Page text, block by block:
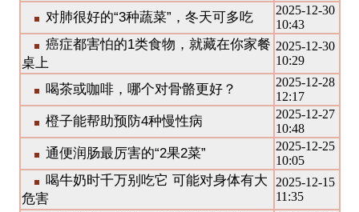
对肺很好的“3种蔬菜”，冬天可多吃
2025-12-30
10:43
癌症都害怕的1类食物，就藏在你家餐
桌上
2025-12-30
10:29
喝茶或咖啡，哪个对骨骼更好？
2025-12-28
12:17
橙子能帮助预防4种慢性病
2025-12-27
10:48
通便润肠最厉害的“2果2菜”
2025-12-25
10:05
喝牛奶时千万别吃它 可能对身体有大
危害
2025-12-15
11:35